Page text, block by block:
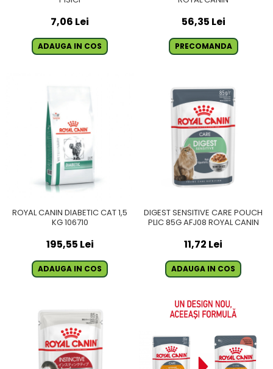
7,06 Lei
ADAUGA IN COS
56,35 Lei
PRECOMANDA
ROYAL CANIN DIABETIC CAT 1,5
KG 106710
195,55 Lei
ADAUGA IN COS
DIGEST SENSITIVE CARE POUCH
PLIC 85G AFJ08 ROYAL CANIN
11,72 Lei
ADAUGA IN COS